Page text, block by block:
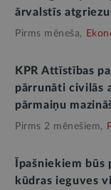
ārvalstīs
Pirms mēneša,
KPR Attīstības
pārrunāti civilās
pārmaiņu
Pirms 2 mēnešiem,
Īpašniekiem būs
kūdras ieguves